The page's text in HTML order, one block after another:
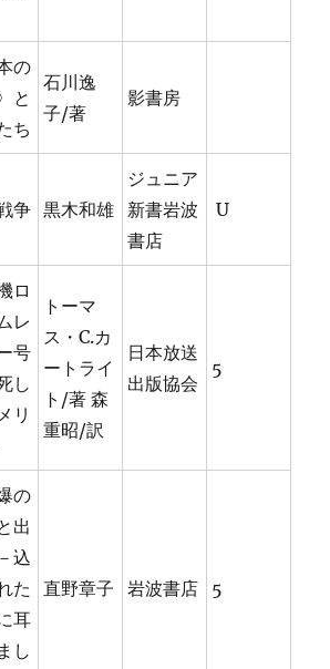
の
と
ち
石川逸
子/著
影書房
争 黒木和雄
ジュニア
新書岩波
書店
U
ロ
レ
号
し
リ
トーマ
ス・C.カ
ートライ
ト/著 森
重昭/訳
日本放送
出版協会
5
の
出
込
た
耳
し
直野章子 岩波書店 5